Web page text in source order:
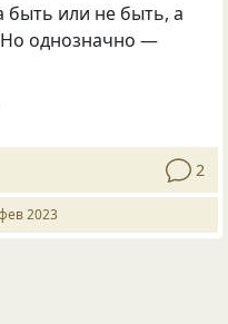
быть или не быть, а
однозначно —
2
2023